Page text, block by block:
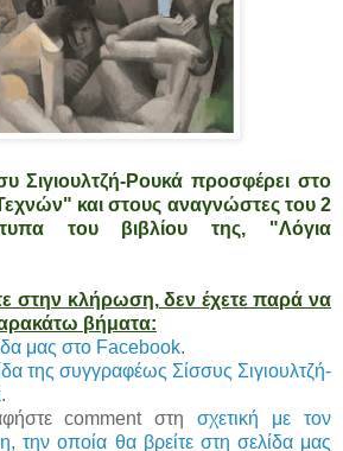
Σιγιουλτζή-Ρουκά προσφέρει στο
και στους αναγνώστες του 2
του βιβλίουτης, "Λόγια
στην κλήρωση, δεν έχετε παρά να
βήματα:
μας στο Facebook.
της συγγραφέως Σίσσυς Σιγιουλτζή-
.
comment στησχετική με τον
την οποία θα βρείτε στη σελίδα μας